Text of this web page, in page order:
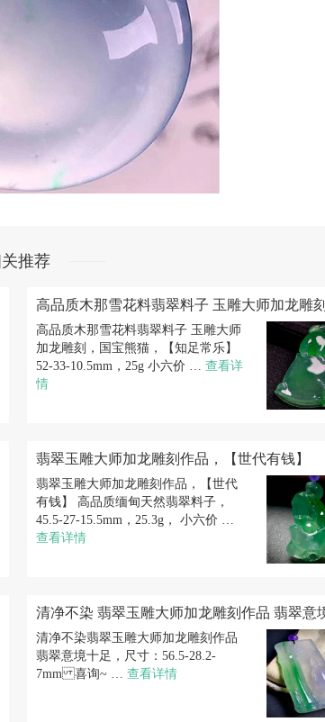
推荐
高品质木那雪花料翡翠料子 玉雕大师加龙雕刻
高品质木那雪花料翡翠料子 玉雕大师
加龙雕刻，国宝熊猫，【知足常乐】
52-33-10.5mm，25g 小六价 … 查看详
情
翡翠玉雕大师加龙雕刻作品，【世代有钱】
翡翠玉雕大师加龙雕刻作品，【世代
有钱】 高品质缅甸天然翡翠料子，
45.5-27-15.5mm，25.3g， 小六价 …
查看详情
清净不染 翡翠玉雕大师加龙雕刻作品
翡翠意境十足，尺寸：56.5-28.2-
7mm 喜询~ … 查看详情